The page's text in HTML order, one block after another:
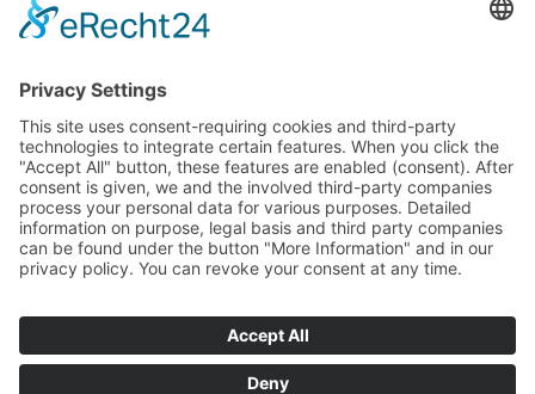
badezimmer holz heizung outdoor
sanieren
keller
garten wellness
photovoltaik
immobilien
förderung
entfeuchtung
modernisieren
fenster küche elektro
möbel